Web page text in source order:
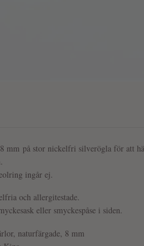
mm på stor nickelfri silverögla för att
ingår ej.
och allergitestade.
eller smyckespåse i siden.
naturfärgade, 8 mm